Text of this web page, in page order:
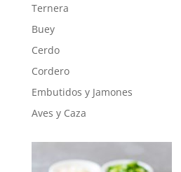
Ternera
Buey
Cerdo
Cordero
Embutidos y Jamones
Aves y Caza